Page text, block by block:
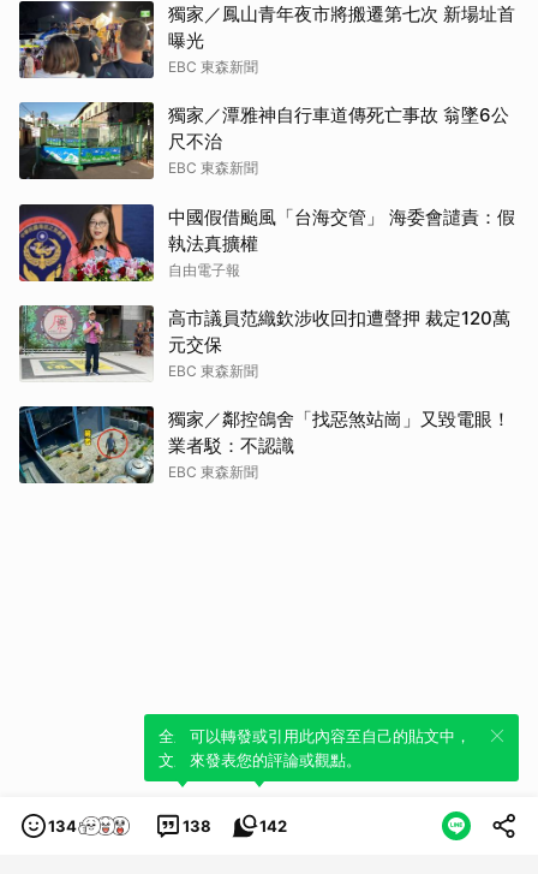
獨家／鳳山青年夜市將搬遷第七次 新場址首
曝光
EBC 東森新聞
獨家／潭雅神自行車道傳死亡事故 翁墜6公
尺不治
EBC 東森新聞
中國假借颱風「台海交管」 海委會譴責：假
執法真擴權
自由電子報
高市議員范織欽涉收回扣遭聲押 裁定120萬
元交保
EBC 東森新聞
獨家／鄰控鴿舍「找惡煞站崗」又毀電眼！
業者駁：不認識
EBC 東森新聞
134 138
全新體驗！一鍵引用此內容，透過發布貼
文來輕鬆表達個人立場。
142
可以轉發或引用此內容至自己的貼文中，
來發表您的評論或觀點。